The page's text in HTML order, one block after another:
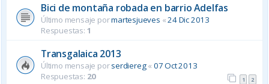
Bici de montaña robada en barrio Adelfas
Último mensaje pormartesjueves «24 Dic 2013
Respuestas: 1
Transgalaica 2013
Último mensaje porserdiereg« 07 Oct 2013
Respuestas: 20 1 2